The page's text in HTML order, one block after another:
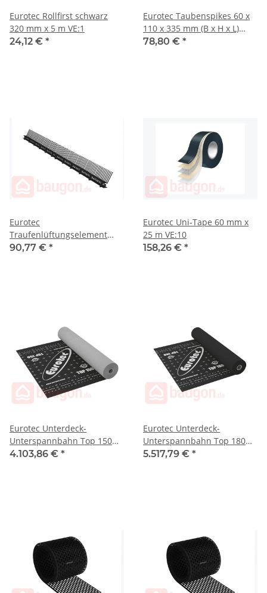
Eurotec Rollfirst schwarz
320 mm x 5 m VE:1
24,12 € *
Eurotec Taubenspikes 60 x
110 x 335 mm (B x H x L)
VE:15
78,80 € *
Eurotec
Traufenlüftungselement
schwarz 85 mm x 1 m VE:50
90,77 € *
Eurotec Uni-Tape 60 mm x
25 m VE:10
158,26 € *
Eurotec Unterdeck-
Unterspannbahn Top 150
1,5 m x 50 m VE:30
4.103,86 € *
Eurotec Unterdeck-
Unterspannbahn Top 180
1,5 m x 50 m VE:40
5.517,79 € *